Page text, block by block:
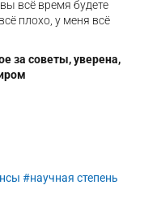
всё время будете
плохо, у меня всё
за советы, уверена,
#научная степень